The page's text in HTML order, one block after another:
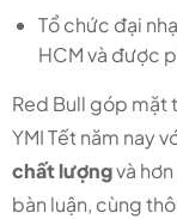
Tổ chức đại
HCM và được
Red Bull góp mặt
YMI Tết năm nay
chất lượngvà hơn
bàn luận, cùng